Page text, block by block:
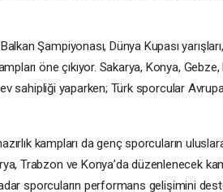
Şampiyonası, Dünya Kupası
öne çıkıyor. Sakarya, Konya,
sahipliği yaparken; Türk sporcular
kampları da genç sporcuların
Trabzon ve Konya’da düzenlenecek
sporcuların performans gelişimini